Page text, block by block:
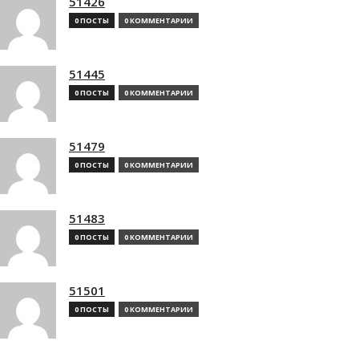
0 ПОСТЫ 0 КОММЕНТАРИИ
51445
0 ПОСТЫ 0 КОММЕНТАРИИ
51479
0 ПОСТЫ 0 КОММЕНТАРИИ
51483
0 ПОСТЫ 0 КОММЕНТАРИИ
51501
0 ПОСТЫ 0 КОММЕНТАРИИ